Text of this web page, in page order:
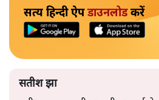
सत्य हिन्दी ऐपडाउनलोडकरें
सतीश झा